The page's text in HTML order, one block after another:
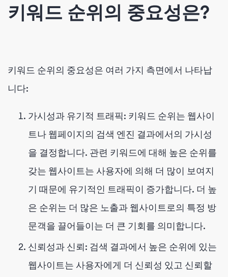
키워드 순위의 중요성은?
키워드 순위의 중요성은 여러 가지 측면에서 나타납
니다:
가시성과 유기적 트래픽: 키워드 순위는 웹사이
트나 웹페이지의 검색 엔진 결과에서의 가시성
을 결정합니다. 관련 키워드에 대해 높은 순위를
갖는 웹사이트는 사용자에 의해 더 많이 보여지
기 때문에 유기적인 트래픽이 증가합니다. 더 높
은 순위는 더 많은 노출과 웹사이트로의 특정 방
문객을 끌어들이는 더 큰 기회를 의미합니다.
신뢰성과 신뢰: 검색 결과에서 높은 순위에 있는
웹사이트는 사용자에게 더 신뢰성 있고 신뢰할